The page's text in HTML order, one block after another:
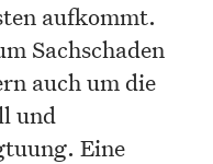
aufkommt.
Sachschaden
auch um die
und
Eine